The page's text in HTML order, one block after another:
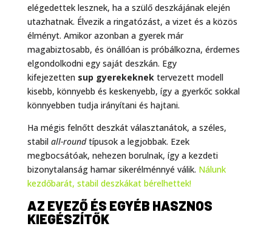
elégedettek lesznek, ha a szülő deszkájának elején
utazhatnak. Élvezik a ringatózást, a vizet és a közös
élményt. Amikor azonban a gyerek már
magabiztosabb, és önállóan is próbálkozna, érdemes
elgondolkodni egy saját deszkán. Egy
kifejezetten sup gyerekeknektervezett modell
kisebb, könnyebb és keskenyebb, így a gyerkőc sokkal
könnyebben tudja irányítani és hajtani.
Ha mégis felnőtt deszkát választanátok, a széles,
stabil all-roundtípusok a legjobbak. Ezek
megbocsátóak, nehezen borulnak, így a kezdeti
bizonytalanság hamar sikerélménnyé válik. Nálunk
kezdőbarát, stabil deszkákat bérelhettek!
AZ EVEZŐ ÉS EGYÉB HASZNOS
KIEGÉSZÍTŐK